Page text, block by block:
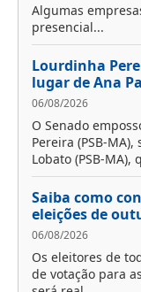
Algumas
presencial...
Lourdinha
lugar de Ana
06/08/2026
O Senado
Pereira (PSB-
Lobato (PSB-MA),
Saiba como
eleições de
06/08/2026
Os eleitores de
de votação para